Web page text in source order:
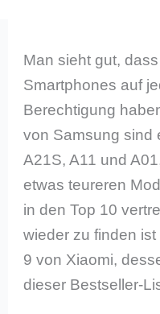
Man sieht gut,
Smartphones auf
Berechtigung
von Samsung sind
A21S, A11 und
etwas teureren
in den Top 10
wieder zu finden
9 von Xiaomi,
dieser Bestseller-